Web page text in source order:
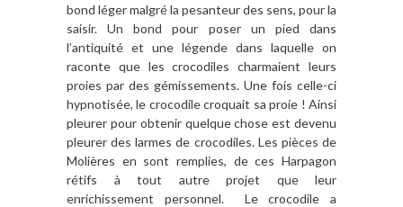
bond léger malgré la pesanteur des sens, pour la
saisir. Un bond pour poser un pied dans
l’antiquité et une légende dans laquelle on
raconte que les crocodiles charmaient leurs
proies par des gémissements. Une fois celle-ci
hypnotisée, le crocodile croquait sa proie ! Ainsi
pleurer pour obtenir quelque chose est devenu
pleurer des larmes de crocodiles. Les pièces de
Molières en sont remplies, de ces Harpagon
rétifs à tout autre projet que leur
enrichissement personnel. Le crocodile a